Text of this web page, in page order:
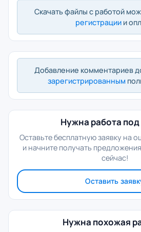
Скачать файлы с работой
регистрации и
Добавление комментариев
зарегистрированным
Нужна работа под
Оставьте бесплатную заявку на
и начните получать
сейчас!
Оставить
Нужна похожая